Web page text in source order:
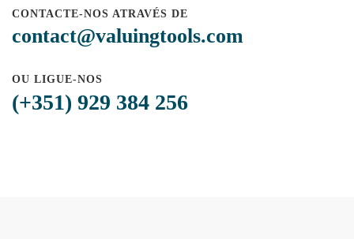
CONTACTE-NOS ATRAVÉS DE
contact@valuingtools.com
OU LIGUE-NOS
(+351) 929 384 256